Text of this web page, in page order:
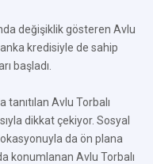
değişiklik gösteren Avlu
kredisiyle de sahip
başladı.
tanıtılan Avlu Torbalı
dikkat çekiyor. Sosyal
da ön plana
konumlanan Avlu Torbalı